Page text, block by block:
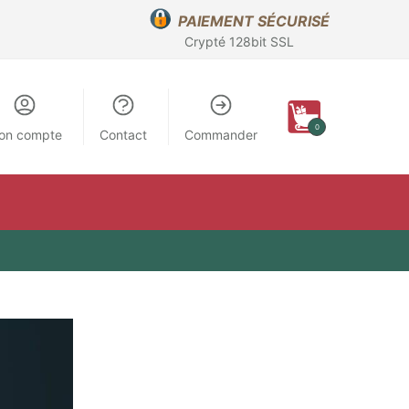
PAIEMENT SÉCURISÉ
Crypté 128bit SSL
compte Contact Commander 0